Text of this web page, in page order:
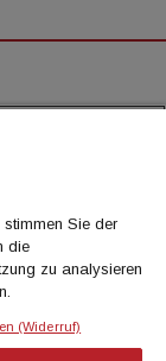
Sie der
die
zu analysieren
(Widerruf)